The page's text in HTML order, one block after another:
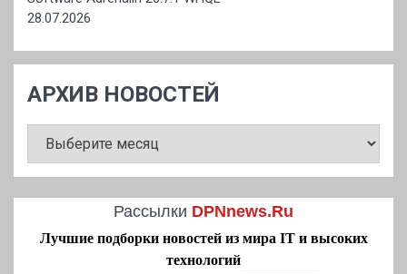
28.07.2026
АРХИВ НОВОСТЕЙ
НОВОСТЕЙ
Рассылки DPNnews.Ru
Лучшие подборки новостей из мира IT и высоких
технологий